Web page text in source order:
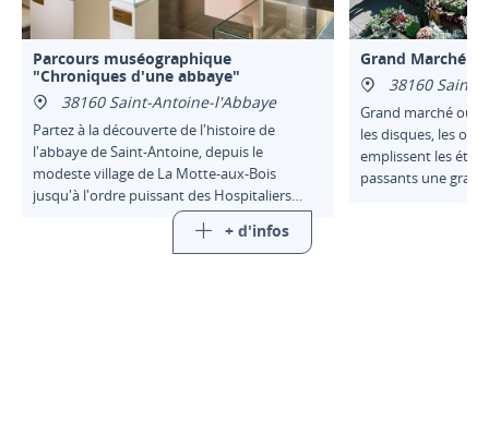
Parcours muséographique
"Chroniques d'une abbaye"
38160 Saint-Antoine-l'Abbaye
Partez à la découverte de l'histoire de
l'abbaye de Saint-Antoine, depuis le
modeste village de La Motte-aux-Bois
jusqu'à l'ordre puissant des Hospitaliers
de Saint-Antoine, ces moines-guérisseurs
qui rayonnèrent sur toute l'Europe+ d'infos
Grand Marché
38160 Saint-
Grand marché où
les disques, les
emplissent les
passants une